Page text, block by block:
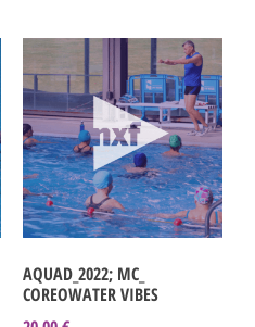
AQUAD_2022; MC_
COREOWATER VIBES